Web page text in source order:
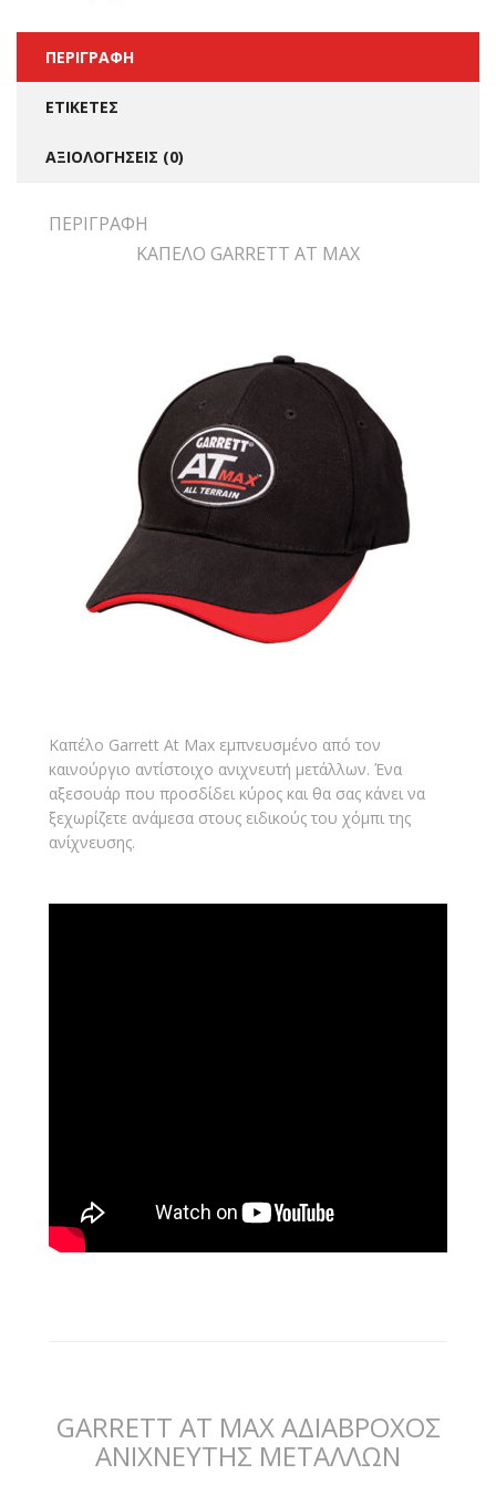
ΠΕΡΙΓΡΑΦΉ
ΕΤΙΚΈΤΕΣ
ΑΞΙΟΛΟΓΉΣΕΙΣ (0)
ΠΕΡΙΓΡΑΦΉ
ΚΑΠΕΛΟ GARRETT AT MAX
Καπέλο Garrett At Max εμπνευσμένο από τον
καινούργιο αντίστοιχο ανιχνευτή μετάλλων. Ένα
αξεσουάρ που προσδίδει κύρος και θα σας κάνει να
ξεχωρίζετε ανάμεσα στους ειδικούς του χόμπι της
ανίχνευσης.
GARRETT AT MAX ΑΔΙΑΒΡΟΧΟΣ
ΑΝΙΧΝΕΥΤΗΣ ΜΕΤΑΛΛΩΝ